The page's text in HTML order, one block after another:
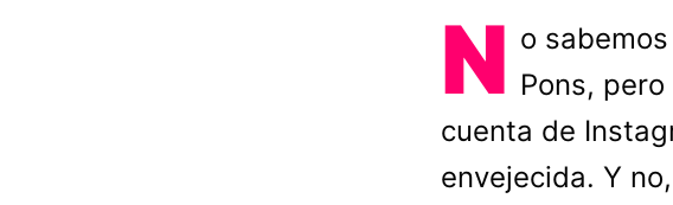
N o
Pons,
cuenta de
envejecida. Y